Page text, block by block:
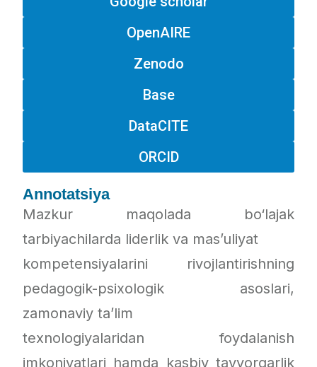
OpenAIRE
Zenodo
Base
DataCITE
ORCID
Annotatsiya
Mazkur maqolada bo‘lajak
tarbiyachilarda liderlik va mas’uliyat
kompetensiyalarini rivojlantirishning
pedagogik-psixologik asoslari,
zamonaviy ta’lim
texnologiyalaridan foydalanish
imkoniyatlari hamda kasbiy tayyorgarlik